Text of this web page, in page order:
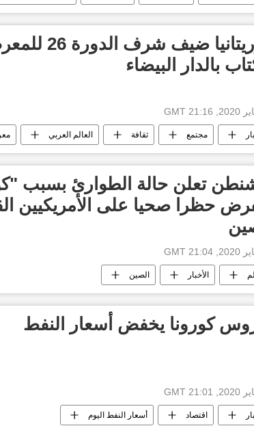
المتحدة الأمريكية منظمة الأمم المتحدة
موريتانيا
بالدار البيضاء
مجتمع ثقافة العالم العربي
المغرب اليوم الدار البيضاء موريتانيا
تعلن حالة الطوارئ بسبب
حظرا صحيا على الأمريكيين
الأخبار الصين
كورونا يخفض أسعار النفط
اقتصاد أسعار النفط اليوم